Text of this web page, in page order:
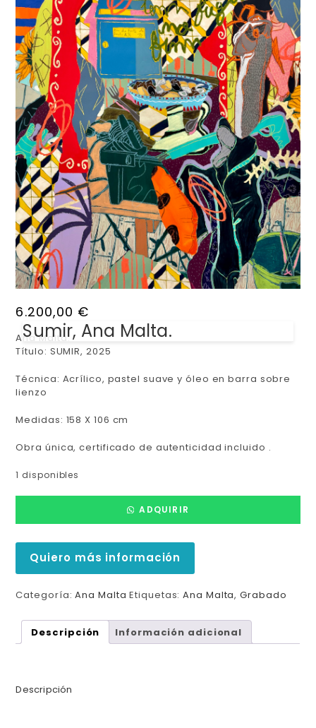
Sumir, Ana Malta.
6.200,00 €
Ana Malta.
Título: SUMIR, 2025
Técnica: Acrílico, pastel suave y óleo en barra sobre
lienzo
Medidas: 158 X 106 cm
Obra única, certificado de autenticidad incluido .
1 disponibles
ADQUIRIR
Quiero más información
Categoría:Ana Malta Etiquetas:Ana Malta,Grabado
Descripción Información adicional
Descripción